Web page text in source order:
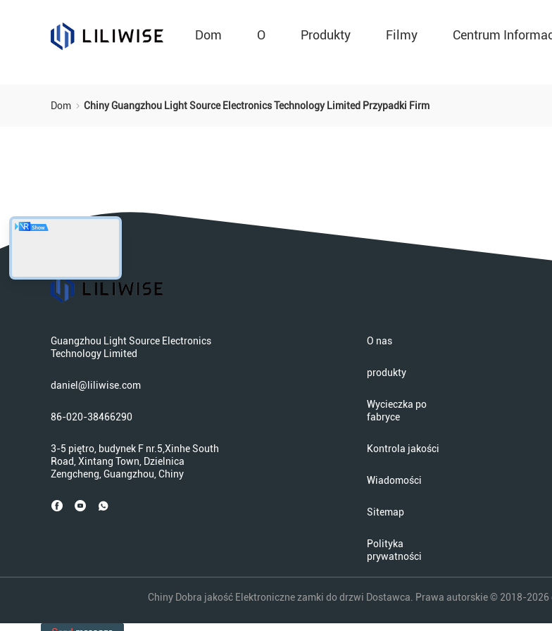
Dom O Produkty Filmy Centrum
Dom Chiny Guangzhou Light Source Electronics Technology Limited Przypadki Firm
Guangzhou Light Source Electronics
Technology Limited
daniel@liliwise.com
86-020-38466290
3-5 piętro, budynek F nr.5,Xinhe South
Road, Xintang Town, Dzielnica
Zengcheng, Guangzhou, Chiny
O nas
produkty
Wycieczka po
fabryce
Kontrola jakości
Wiadomości
Sitemap
Polityka
prywatności
Chiny Dobra jakość Elektroniczne zamki do drzwi Dostawca. Prawa autorskie © 2018-